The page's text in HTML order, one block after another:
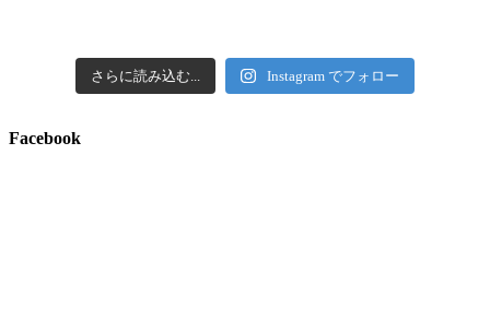
さらに読み込む... Instagram でフォロー
Facebook